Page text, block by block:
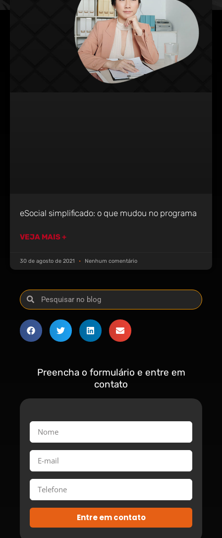
eSocial simplificado: o que mudou no programa
VEJA MAIS +
30 de agosto de 2021 Nenhum comentário
Preencha o formulário e entre em
contato
Entre em contato